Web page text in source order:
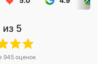
из 5
945оценок